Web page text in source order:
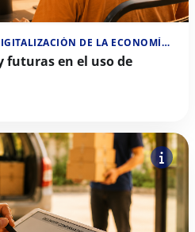
COMPETENCIAS PARA LA DIGITALIZACIÓN DE LA ECONOMÍA SOCIAL
futuras en el uso de